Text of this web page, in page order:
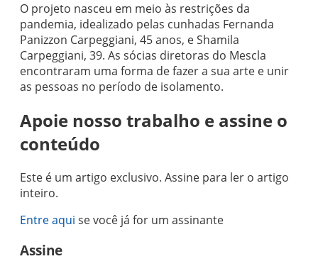
O projeto nasceu em meio às restrições da
pandemia, idealizado pelas cunhadas Fernanda
Panizzon Carpeggiani, 45 anos, e Shamila
Carpeggiani, 39. As sócias diretoras do Mescla
encontraram uma forma de fazer a sua arte e unir
as pessoas no período de isolamento.
Apoie nosso trabalho e assine o
conteúdo
Este é um artigo exclusivo. Assine para ler o artigo
inteiro.
Entre aqui se você já for um assinante
Assine